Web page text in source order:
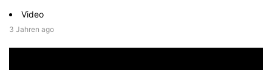
Video
3 Jahren ago